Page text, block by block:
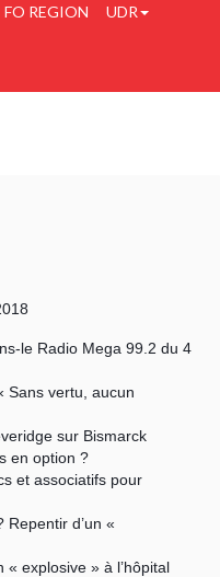
FO REGION UDR
le Radio Mega 99.2 du 4
Sans vertu, aucun
sur Bismarck
en option ?
et associatifs pour
Repentir d’un «
explosive » à l’hôpital